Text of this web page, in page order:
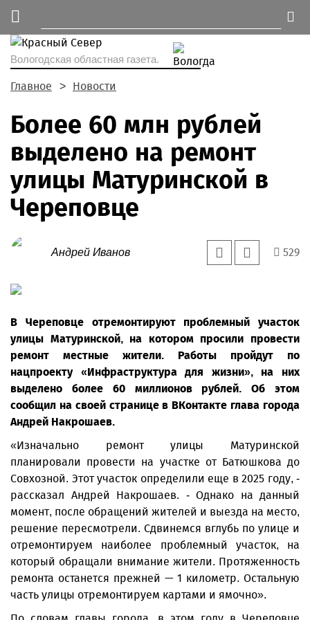
Вологодская областная газета.
Главное Новости
Более 60 млн рублей
выделено на ремонт
улицы Матуринской в
Череповце
Андрей Иванов 529
В Череповце отремонтируют проблемный участок
улицы Матуринской, на котором просили провести
ремонт местные жители. Работы пройдут по
нацпроекту «Инфраструктура для жизни», на них
выделено более 60 миллионов рублей. Об этом
сообщил на своей странице в ВКонтакте глава города
Андрей Накрошаев.
«Изначально ремонт улицы Матуринской
планировали провести на участке от Батюшкова до
Совхозной. Этот участок определили еще в 2025 году, -
рассказал Андрей Накрошаев. - Однако на данный
момент, после обращений жителей и выезда на место,
решение пересмотрели. Сдвинемся вглубь по улице и
отремонтируем наиболее проблемный участок, на
который обращали внимание жители. Протяженность
ремонта останется прежней — 1 километр. Остальную
часть улицы отремонтируем картами и ямочно».